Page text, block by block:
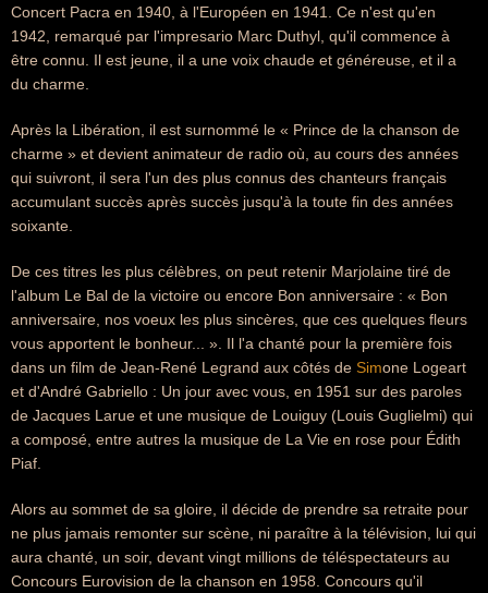
Concert Pacra en 1940, à l'Européen en 1941. Ce n'est qu'en
1942, remarqué par l'impresario Marc Duthyl, qu'il commence à
être connu. Il est jeune, il a une voix chaude et généreuse, et il a
du charme.
Après la Libération, il est surnommé le « Prince de la chanson de
charme » et devient animateur de radio où, au cours des années
qui suivront, il sera l'un des plus connus des chanteurs français
accumulant succès après succès jusqu'à la toute fin des années
soixante.
De ces titres les plus célèbres, on peut retenir Marjolaine tiré de
l'album Le Bal de la victoire ou encore Bon anniversaire : « Bon
anniversaire, nos voeux les plus sincères, que ces quelques fleurs
vous apportent le bonheur... ». Il l'a chanté pour la première fois
dans un film de Jean-René Legrand aux côtés de Simone Logeart
et d'André Gabriello : Un jour avec vous, en 1951 sur des paroles
de Jacques Larue et une musique de Louiguy (Louis Guglielmi) qui
a composé, entre autres la musique de La Vie en rose pour Édith
Piaf.
Alors au sommet de sa gloire, il décide de prendre sa retraite pour
ne plus jamais remonter sur scène, ni paraître à la télévision, lui qui
aura chanté, un soir, devant vingt millions de téléspectateurs au
Concours Eurovision de la chanson en 1958. Concours qu'il